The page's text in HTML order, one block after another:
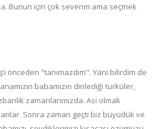
Bunun için çok severim ama seçmek
önceden "tanımazdım". Yani bilirdim de
babamızın dinlediği türküler,
zamanlarımızda. Asi olmak
Sonra zaman geçti biz büyüdük ve